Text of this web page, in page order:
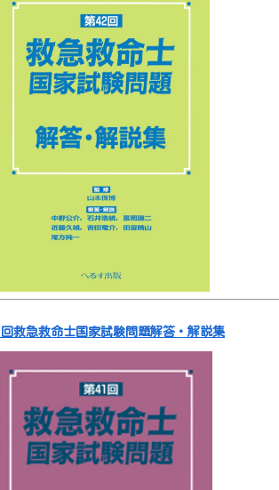
救急救命士国家試験問題解答・解説集